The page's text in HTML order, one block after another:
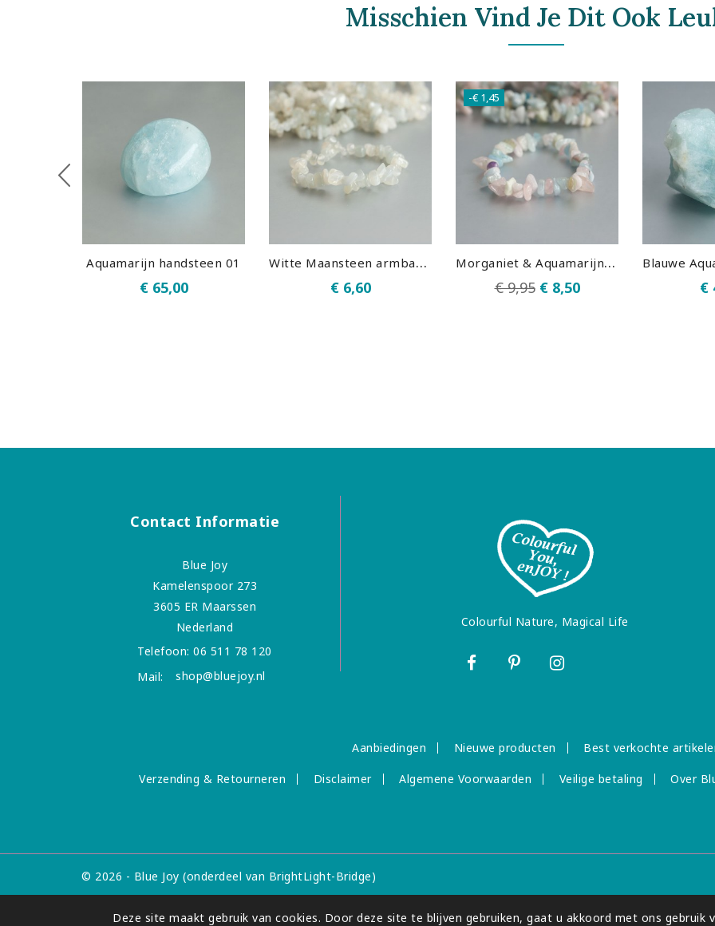
Misschien Vind Je Dit Ook
Aquamarijn handsteen 01
€ 65,00
W
itte Maansteen armband split
€ 6,60
M
organiet & Aquamarijn armband split
€ 9,95
-€ 1,45
€ 8,50 €
Colourful Nature, Magical Life
Contact Informatie
Blue Joy
Kamelenspoor 273
3605 ER Maarssen
Nederland
Telefoon:06 511 78 120
Mail:
shop@bluejoy.nl
Aanbiedingen Nieuwe producten Best verkochte
Verzending & Retourneren Disclaimer Algemene Voorwaarden Veilige betaling Over
Deze site maakt gebruik van cookies. Door deze site te blijven gebruiken, gaat u akkoord met ons gebruik
© 2026 - Blue Joy (onderdeel van BrightLight-Bridge)